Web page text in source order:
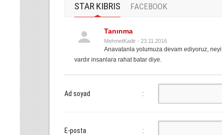
STAR KIBRIS FACEBOOK
Tanınma
MehmetKadir - 23.11.2016
Anavatanla yolumuza devam ediyoruz,
vardır insanlara rahat batar diye.
Ad soyad :
E-posta :